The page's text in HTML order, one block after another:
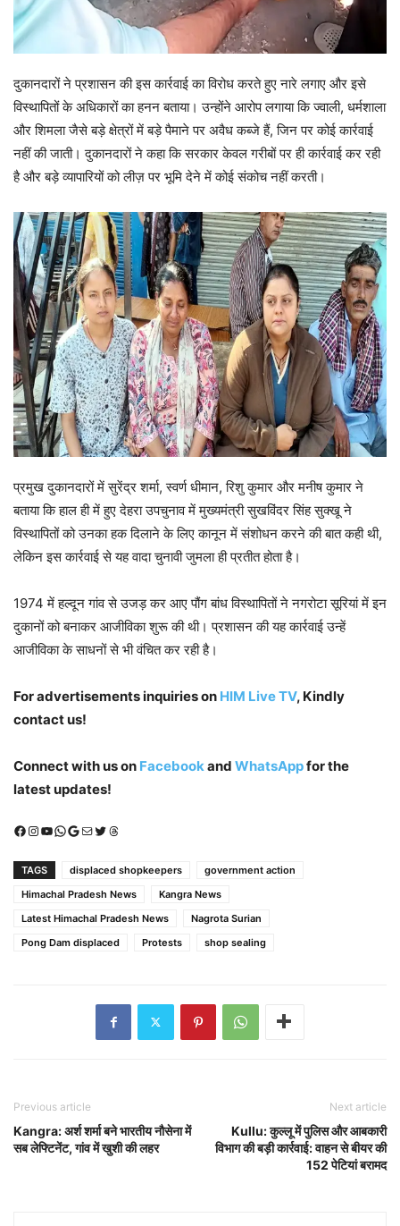
दुकानदारों ने प्रशासन की इस कार्रवाई का विरोध करते हुए नारे लगाए और इसे
विस्थापितों के अधिकारों का हनन बताया। उन्होंने आरोप लगाया कि ज्वाली, धर्मशाला
और शिमला जैसे बड़े क्षेत्रों में बड़े पैमाने पर अवैध कब्जे हैं, जिन पर कोई कार्रवाई
नहीं की जाती। दुकानदारों ने कहा कि सरकार केवल गरीबों पर ही कार्रवाई कर रही
है और बड़े व्यापारियों को लीज़ पर भूमि देने में कोई संकोच नहीं करती।
प्रमुख दुकानदारों में सुरेंद्र शर्मा, स्वर्ण धीमान, रिशु कुमार और मनीष कुमार ने
बताया कि हाल ही में हुए देहरा उपचुनाव में मुख्यमंत्री सुखविंदर सिंह सुक्खू ने
विस्थापितों को उनका हक दिलाने के लिए कानून में संशोधन करने की बात कही थी,
लेकिन इस कार्रवाई से यह वादा चुनावी जुमला ही प्रतीत होता है।
1974 में हल्दून गांव से उजड़ कर आए पौंग बांध विस्थापितों ने नगरोटा सूरियां में इन
दुकानों को बनाकर आजीविका शुरू की थी। प्रशासन की यह कार्रवाई उन्हें
आजीविका के साधनों से भी वंचित कर रही है।
For advertisements inquiries on HIM Live TV, Kindly
contact us!
Connect with us on Facebookand WhatsAppfor the
latest updates!
Facebook
Instagram
YouTube
WhatsApp
Google
MailX (Twitter)
Threads
TAGS displaced shopkeepers
government action
Himachal Pradesh News
Kangra News
Latest Himachal Pradesh News
Nagrota Surian
Pong Dam displaced
Protests shop sealing
Previous article
Kangra: अर्श शर्मा बने भारतीय नौसेना में
सब लेफ्टिनेंट, गांव में खुशी की लहर
Next article
Kullu: कुल्लू में पुलिस और आबकारी
विभाग की बड़ी कार्रवाई: वाहन से बीयर की
152 पेटियां बरामद